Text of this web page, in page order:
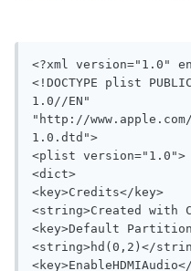
<?xml version="1.0"
<!DOCTYPE plist
1.0//EN"
"http://
1.0.dtd">
<plist version="1.0">
<dict>
<key>Credits</key>
<string>Created with
<key>Default
<string>hd(0,2)</